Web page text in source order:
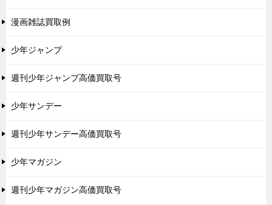
漫画雑誌買取例
少年ジャンプ
週刊少年ジャンプ高価買取号
少年サンデー
週刊少年サンデー高価買取号
少年マガジン
週刊少年マガジン高価買取号